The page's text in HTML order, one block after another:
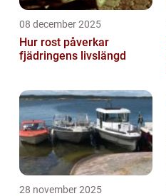
08 december 2025
Hur rost påverkar
fjädringens livslängd
28 november 2025